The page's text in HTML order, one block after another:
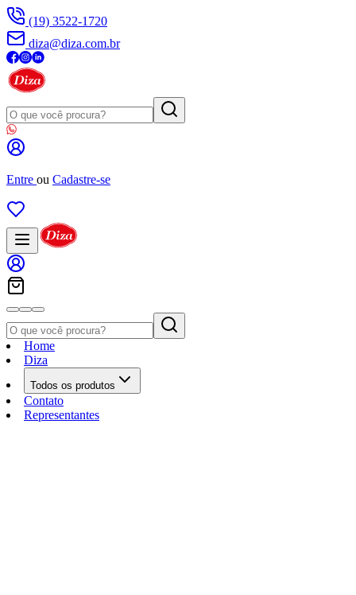
(19) 3522-1720
diza@diza.com.br
Entre ou Cadastre-se
Home
Diza
Todos os produtos
Contato
Representantes